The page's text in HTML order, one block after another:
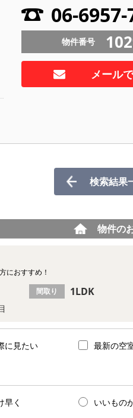
06-6957-
物件番号
メール
検索結果
物件の
におすすめ！
間取り 1LDK
に見たい 最新の空
早く いいもの